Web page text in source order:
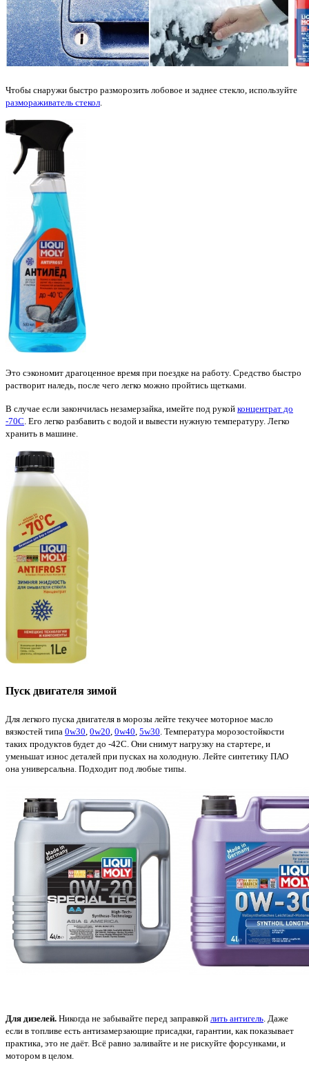
Чтобы снаружи быстро разморозить лобовое и заднее стекло, используйте
размораживатель стекол
Это сэкономит драгоценное время при поездке на работу. Средство быстро
растворит наледь, после чего легко можно пройтись щетками.
В случае если закончилась незамерзайка, имейте под рукой концентрат до
-70C . Его легко разбавить с водой и вывести нужную температуру. Легко
хранить в машине.
Пуск двигателя зимой
Для легкого пуска двигателя в морозы лейте текучее моторное масло
вязкостей типа 0w30 0w20 0w40 5w30 . Температура морозостойкости
таких продуктов будет до -42C. Они снимут нагрузку на стартере, и
уменьшат износ деталей при пусках на холодную. Лейте синтетику ПАО
она универсальна. Подходит под любые типы.
Для дизелей. Никогда не забывайте перед заправкой лить антигель . Даже
если в топливе есть антизамерзающие присадки, гарантии, как показывает
практика, это не даёт. Всё равно заливайте и не рискуйте форсунками, и
мотором в целом.